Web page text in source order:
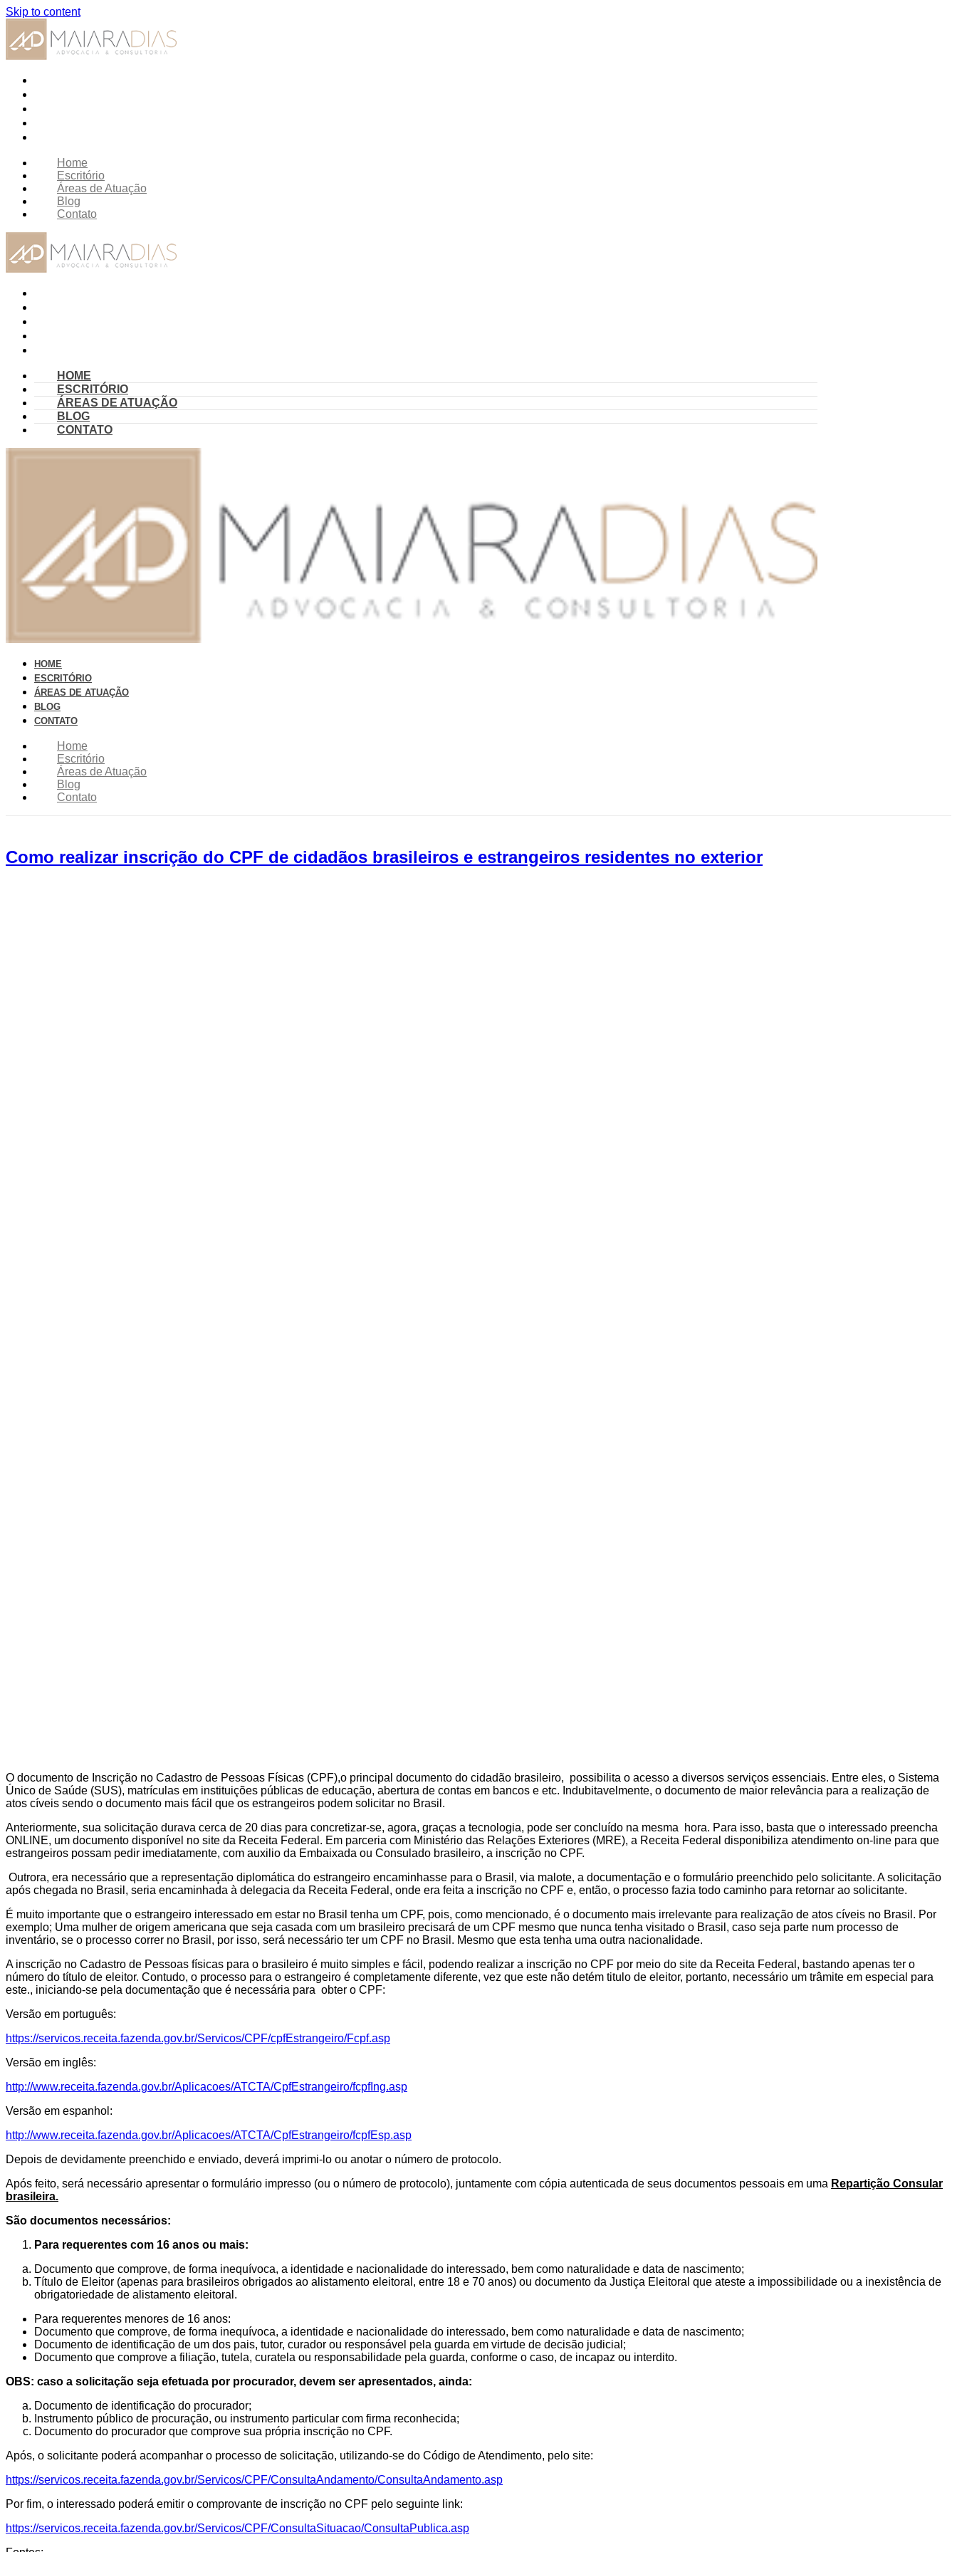
Skip to content
Home
Escritório
Áreas de Atuação
Blog
Contato
HOME
ESCRITÓRIO
ÁREAS DE ATUAÇÃO
BLOG
CONTATO
HOME
ESCRITÓRIO
ÁREAS DE ATUAÇÃO
BLOG
CONTATO
Home
Escritório
Áreas de Atuação
Blog
Contato
Como realizar inscrição do CPF de cidadãos brasileiros e estrangeiros residentes no exterior
O documento de Inscrição no Cadastro de Pessoas Físicas (CPF),o principal documento do cidadão brasileiro, possibilita o acesso a diversos serviços essenciais. Entre eles, o Sistema
Único de Saúde (SUS), matrículas em instituições públicas de educação, abertura de contas em bancos e etc. Indubitavelmente, o documento de maior relevância para a realização de
atos cíveis sendo o documento mais fácil que os estrangeiros podem solicitar no Brasil.
Anteriormente, sua solicitação durava cerca de 20 dias para concretizar-se, agora, graças a tecnologia, pode ser concluído na mesma hora. Para isso, basta que o interessado preencha
ONLINE, um documento disponível no site da Receita Federal. Em parceria com Ministério das Relações Exteriores (MRE), a Receita Federal disponibiliza atendimento on-line para que
estrangeiros possam pedir imediatamente, com auxilio da Embaixada ou Consulado brasileiro, a inscrição no CPF.
Outrora, era necessário que a representação diplomática do estrangeiro encaminhasse para o Brasil, via malote, a documentação e o formulário preenchido pelo solicitante. A solicitação
após chegada no Brasil, seria encaminhada à delegacia da Receita Federal, onde era feita a inscrição no CPF e, então, o processo fazia todo caminho para retornar ao solicitante.
É muito importante que o estrangeiro interessado em estar no Brasil tenha um CPF, pois, como mencionado, é o documento mais irrelevante para realização de atos cíveis no Brasil. Por
exemplo; Uma mulher de origem americana que seja casada com um brasileiro precisará de um CPF mesmo que nunca tenha visitado o Brasil, caso seja parte num processo de
inventário, se o processo correr no Brasil, por isso, será necessário ter um CPF no Brasil. Mesmo que esta tenha uma outra nacionalidade.
A inscrição no Cadastro de Pessoas físicas para o brasileiro é muito simples e fácil, podendo realizar a inscrição no CPF por meio do site da Receita Federal, bastando apenas ter o
número do título de eleitor. Contudo, o processo para o estrangeiro é completamente diferente, vez que este não detém titulo de eleitor, portanto, necessário um trâmite em especial para
este., iniciando-se pela documentação que é necessária para obter o CPF:
Versão em português:
https://servicos.receita.fazenda.gov.br/Servicos/CPF/cpfEstrangeiro/Fcpf.asp
Versão em inglês:
http://www.receita.fazenda.gov.br/Aplicacoes/ATCTA/CpfEstrangeiro/fcpfIng.asp
Versão em espanhol:
http://www.receita.fazenda.gov.br/Aplicacoes/ATCTA/CpfEstrangeiro/fcpfEsp.asp
Depois de devidamente preenchido e enviado, deverá imprimi-lo ou anotar o número de protocolo.
Após feito, será necessário apresentar o formulário impresso (ou o número de protocolo), juntamente com cópia autenticada de seus documentos pessoais em uma Repartição Consular
brasileira.
São documentos necessários:
Para requerentes com 16 anos ou mais:
Documento que comprove, de forma inequívoca, a identidade e nacionalidade do interessado, bem como naturalidade e data de nascimento;
Título de Eleitor (apenas para brasileiros obrigados ao alistamento eleitoral, entre 18 e 70 anos) ou documento da Justiça Eleitoral que ateste a impossibilidade ou a inexistência de
obrigatoriedade de alistamento eleitoral.
Para requerentes menores de 16 anos:
Documento que comprove, de forma inequívoca, a identidade e nacionalidade do interessado, bem como naturalidade e data de nascimento;
Documento de identificação de um dos pais, tutor, curador ou responsável pela guarda em virtude de decisão judicial;
Documento que comprove a filiação, tutela, curatela ou responsabilidade pela guarda, conforme o caso, de incapaz ou interdito.
OBS: caso a solicitação seja efetuada por procurador, devem ser apresentados, ainda:
Documento de identificação do procurador;
Instrumento público de procuração, ou instrumento particular com firma reconhecida;
Documento do procurador que comprove sua própria inscrição no CPF.
Após, o solicitante poderá acompanhar o processo de solicitação, utilizando-se do Código de Atendimento, pelo site:
https://servicos.receita.fazenda.gov.br/Servicos/CPF/ConsultaAndamento/ConsultaAndamento.asp
Por fim, o interessado poderá emitir o comprovante de inscrição no CPF pelo seguinte link:
https://servicos.receita.fazenda.gov.br/Servicos/CPF/ConsultaSituacao/ConsultaPublica.asp